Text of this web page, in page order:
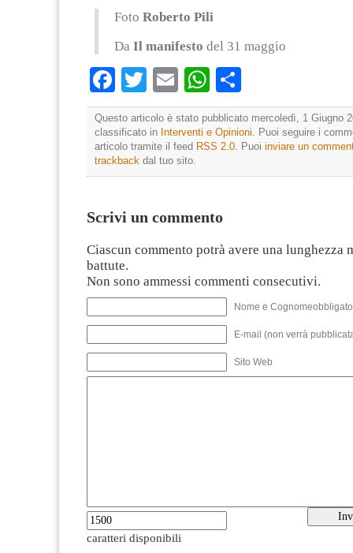
Foto Roberto Pili
Da Il manifesto del 31 maggio
Facebook
TwitterEmailWhatsApp
Questo articolo è stato pubblicato mercoledì, 1 Giugno
classificato in Interventi e Opinioni . Puoi seguire i
articolo tramite il feed RSS 2.0 . Puoi inviare un
trackback dal tuo sito.
Scrivi un commento
Ciascun commento potrà avere una lunghezza
battute.
Non sono ammessi commenti consecutivi.
Nome e
E-mail (non verrà
Sito Web
caratteri disponibili